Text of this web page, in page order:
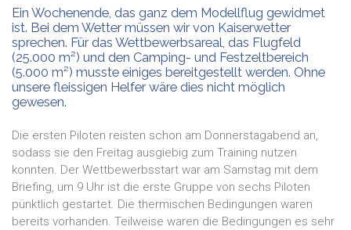
Ein Wochenende, das ganz dem Modellflug gewidmet
ist. Bei dem Wetter müssen wir von Kaiserwetter
sprechen. Für das Wettbewerbsareal, das Flugfeld
(25.000 m²) und den Camping- und Festzeltbereich
(5.000 m²) musste einiges bereitgestellt werden. Ohne
unsere fleissigen Helfer wäre dies nicht möglich
gewesen.
Die ersten Piloten reisten schon am Donnerstagabend an,
sodass sie den Freitag ausgiebig zum Training nutzen
konnten. Der Wettbewerbsstart war am Samstag mit dem
Briefing, um 9 Uhr ist die erste Gruppe von sechs Piloten
pünktlich gestartet. Die thermischen Bedingungen waren
bereits vorhanden. Teilweise waren die Bedingungen es sehr